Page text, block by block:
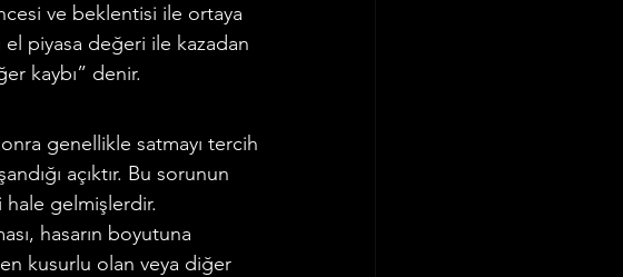
ve beklentisi ile ortaya
el piyasa değeri ile kazadan
kaybı” denir.
genellikle satmayı tercih
açıktır. Bu sorunun
hale gelmişlerdir.
hasarın boyutuna
kusurlu olan veya diğer